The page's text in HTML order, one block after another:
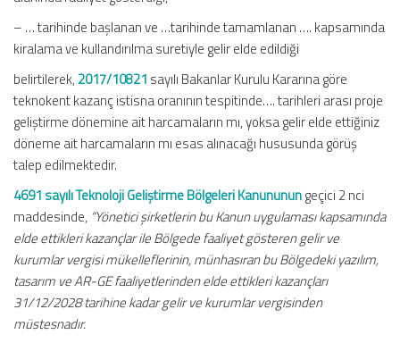
– … tarihinde başlanan ve …tarihinde tamamlanan …. kapsamında
kiralama ve kullandırılma suretiyle gelir elde edildiği
belirtilerek, 2017/10821 sayılı Bakanlar Kurulu Kararına göre
teknokent kazanç istisna oranının tespitinde…. tarihleri arası proje
geliştirme dönemine ait harcamaların mı, yoksa gelir elde ettiğiniz
döneme ait harcamaların mı esas alınacağı hususunda görüş
talep edilmektedir.
4691 sayılı Teknoloji Geliştirme Bölgeleri Kanununungeçici 2 nci
maddesinde, “Yönetici şirketlerin bu Kanun uygulaması kapsamında
elde ettikleri kazançlar ile Bölgede faaliyet gösteren gelir ve
kurumlar vergisi mükelleflerinin, münhasıran bu Bölgedeki yazılım,
tasarım ve AR-GE faaliyetlerinden elde ettikleri kazançları
31/12/2028 tarihine kadar gelir ve kurumlar vergisinden
müstesnadır.